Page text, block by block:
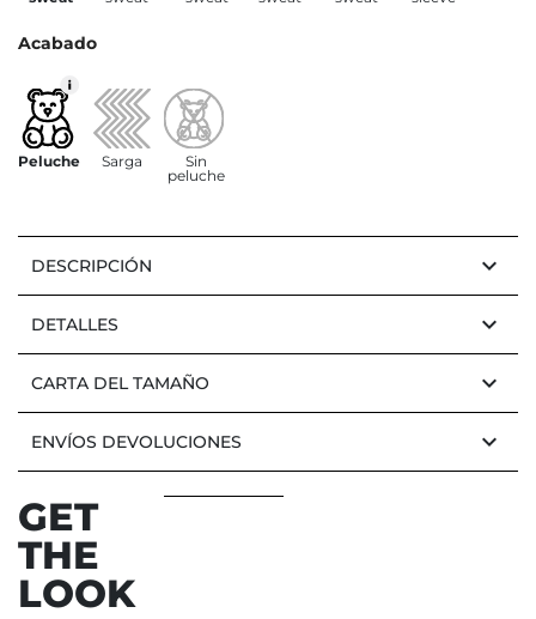
Acabado
Peluche Sarga
Sin
peluche
DESCRIPCIÓN keyboard_arrow_down
DETALLES keyboard_arrow_down
CARTA DEL TAMAÑO keyboard_arrow_down
ENVÍOS DEVOLUCIONES keyboard_arrow_down
GET
THE
LOOK